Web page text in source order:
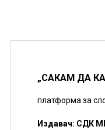
„САКАМ ДА
платформа за
Издавач: СДК